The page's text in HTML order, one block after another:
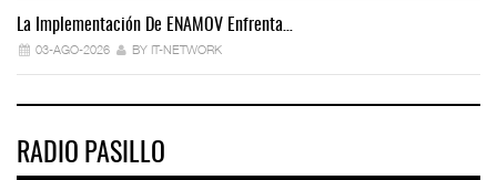
La Implementación De ENAMOV Enfrenta…
03-AGO-2026 BY IT-NETWORK
RADIO PASILLO